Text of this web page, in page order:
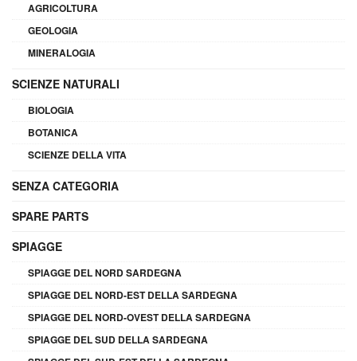
AGRICOLTURA
GEOLOGIA
MINERALOGIA
SCIENZE NATURALI
BIOLOGIA
BOTANICA
SCIENZE DELLA VITA
SENZA CATEGORIA
SPARE PARTS
SPIAGGE
SPIAGGE DEL NORD SARDEGNA
SPIAGGE DEL NORD-EST DELLA SARDEGNA
SPIAGGE DEL NORD-OVEST DELLA SARDEGNA
SPIAGGE DEL SUD DELLA SARDEGNA